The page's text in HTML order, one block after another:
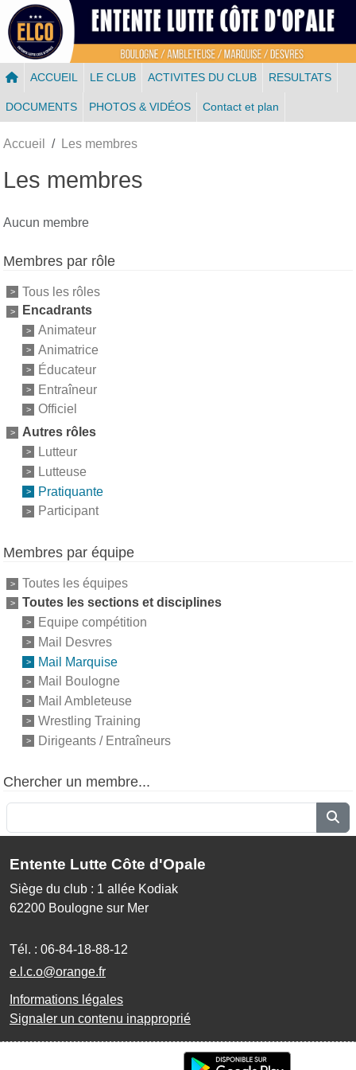
ACCUEIL LE CLUB ACTIVITES DU CLUB RESULTATS
DOCUMENTS PHOTOS & VIDÉOS Contact et plan
Accueil Les membres
Les membres
Aucun membre
Membres par rôle
Tous les rôles
Encadrants
Animateur
Animatrice
Éducateur
Entraîneur
Officiel
Autres rôles
Lutteur
Lutteuse
Pratiquante
Participant
Membres par équipe
Toutes les équipes
Toutes les sections et disciplines
Equipe compétition
Mail Desvres
Mail Marquise
Mail Boulogne
Mail Ambleteuse
Wrestling Training
Dirigeants / Entraîneurs
Chercher un membre...
Entente Lutte Côte d'Opale
Siège du club : 1 allée Kodiak
62200 Boulogne sur Mer
Tél. : 06-84-18-88-12
e.l.c.o@orange.fr
Informations légales
Signaler un contenu inapproprié
Panneau de gestion des cookies